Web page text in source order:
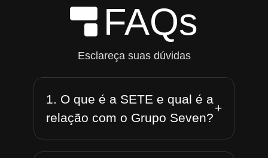
FAQs
Esclareça suas dúvidas
1. O que é a SETE e qual é a
relação com o Grupo Seven?
+